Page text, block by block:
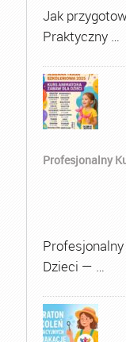
Jak
Praktyczny …
Profesjonalny
Dzieci — …